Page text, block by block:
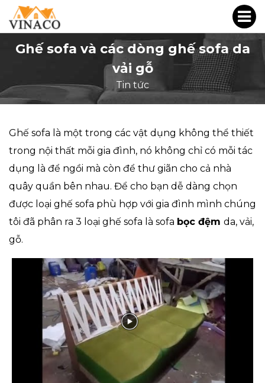
Ghế sofa và các dòng ghế sofa da
vải gỗ
Tin tức
Ghế sofa là một trong các vật dụng không thể thiết
trong nội thất mỗi gia đình, nó không chỉ có mỗi tác
dụng là để ngồi mà còn để thư giãn cho cả nhà
quây quần bên nhau. Để cho bạn dễ dàng chọn
được loại ghế sofa phù hợp với gia đình mình chúng
tôi đã phân ra 3 loại ghế sofa là sofa bọc đệm da, vải,
gỗ.